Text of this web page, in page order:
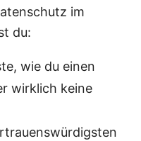
im
du:
wie du einen
wirklich keine